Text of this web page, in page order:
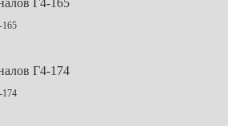
165
174